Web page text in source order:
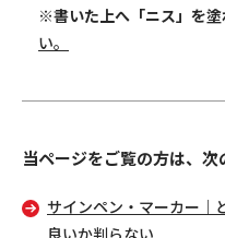
※書いた上へ「ニス」を
い。
当ページをご覧の方は、次
サインペン・マーカー｜
良いか判らない